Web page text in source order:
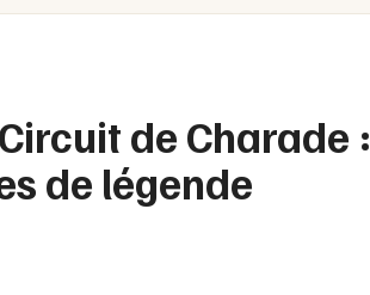
de Charade :
de légende